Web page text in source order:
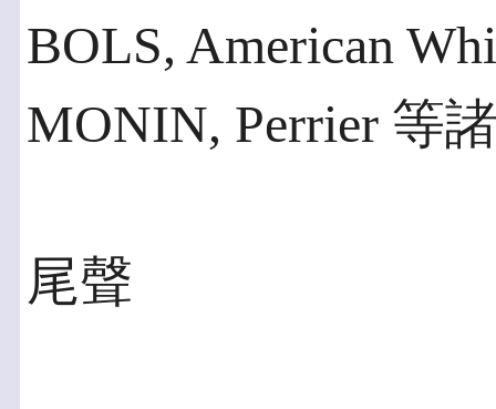
BOLS, American
MONIN, Perrier 等
尾聲